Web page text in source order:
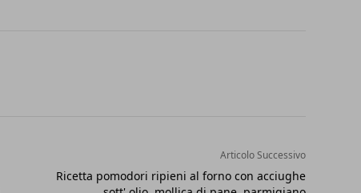
Articolo Successivo
Ricetta pomodori ripieni al forno con acciughe